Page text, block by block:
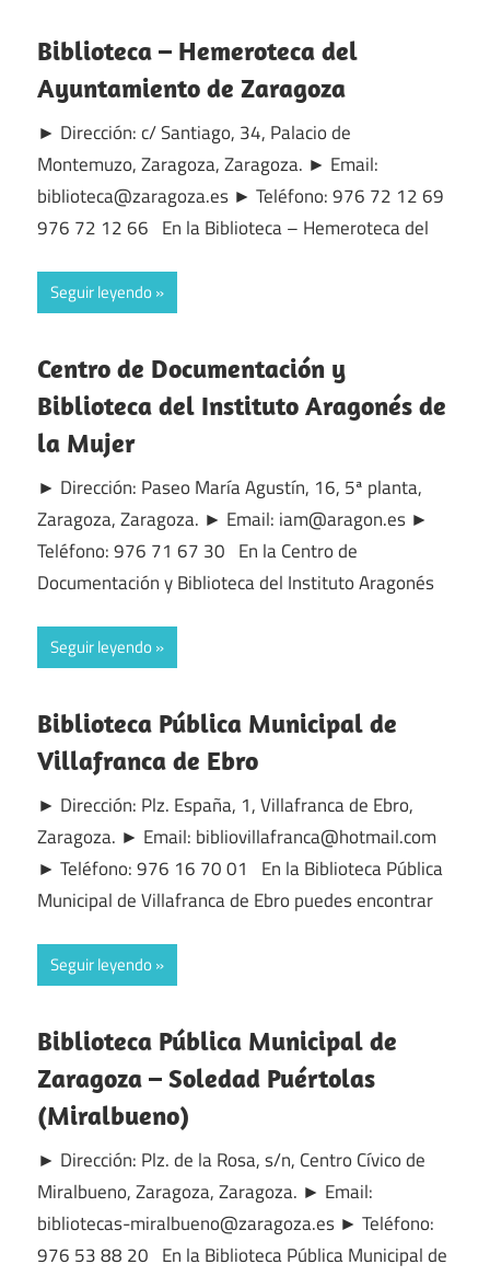
Biblioteca – Hemeroteca del
Ayuntamiento de Zaragoza
► Dirección: c/ Santiago, 34, Palacio de
Montemuzo, Zaragoza, Zaragoza. ► Email:
biblioteca@zaragoza.es ► Teléfono: 976 72 12 69
976 72 12 66 En la Biblioteca – Hemeroteca del
Seguir leyendo
Centro de Documentación y
Biblioteca del Instituto Aragonés de
la Mujer
► Dirección: Paseo María Agustín, 16, 5ª planta,
Zaragoza, Zaragoza. ► Email: iam@aragon.es ►
Teléfono: 976 71 67 30 En la Centro de
Documentación y Biblioteca del Instituto Aragonés
Seguir leyendo
Biblioteca Pública Municipal de
Villafranca de Ebro
► Dirección: Plz. España, 1, Villafranca de Ebro,
Zaragoza. ► Email: bibliovillafranca@hotmail.com
► Teléfono: 976 16 70 01 En la Biblioteca Pública
Municipal de Villafranca de Ebro puedes encontrar
Seguir leyendo
Biblioteca Pública Municipal de
Zaragoza – Soledad Puértolas
(Miralbueno)
► Dirección: Plz. de la Rosa, s/n, Centro Cívico de
Miralbueno, Zaragoza, Zaragoza. ► Email:
bibliotecas-miralbueno@zaragoza.es ► Teléfono:
976 53 88 20 En la Biblioteca Pública Municipal de